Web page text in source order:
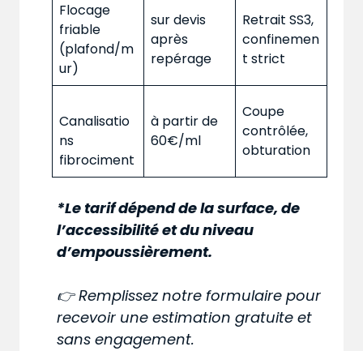
Flocage
friable
(plafond/m
ur)
sur devis
après
repérage
Retrait SS3,
confinemen
t strict
Canalisatio
ns
fibrociment
à partir de
60€/ml
Coupe
contrôlée,
obturation
*Le tarif dépend de la surface, de
l’accessibilité et du niveau
d’empoussièrement.
👉 Remplissez notre formulaire pour
recevoir une estimation gratuite et
sans engagement.